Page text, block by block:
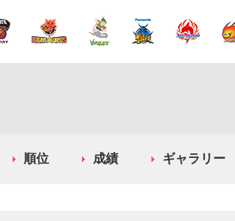
順位 成績 ギャラリー